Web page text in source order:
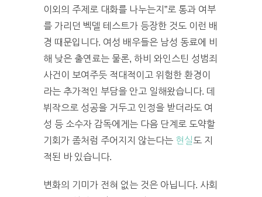
이외의 주제로 대화를 나누는지”로 통과 여부
를 가리던 벡델 테스트가 등장한 것도 이런 배
경 때문입니다. 여성 배우들은 남성 동료에 비
해 낮은 출연료는 물론, 하비 와인스틴 성범죄
사건이 보여주듯 적대적이고 위험한 환경이
라는 추가적인 부담을 안고 일해왔습니다. 데
뷔작으로 성공을 거두고 인정을 받더라도 여
성 등 소수자 감독에게는 다음 단계로 도약할
기회가 좀처럼 주어지지 않는다는 현실도 지
적된 바 있습니다.
변화의 기미가 전혀 없는 것은 아닙니다. 사회